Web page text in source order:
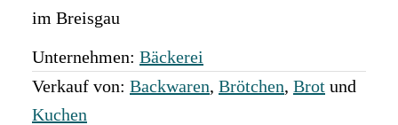
im Breisgau
Unternehmen: Bäckerei
Verkauf von: Backwaren, Brötchen, Brot und
Kuchen